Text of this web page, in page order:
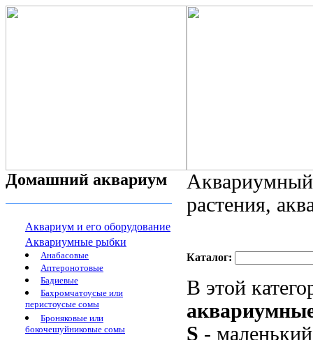
Домашний аквариум
Аквариум и его оборудование
Аквариумные рыбки
Анабасовые
Аптеронотовые
Бадиевые
Бахромчатоусые или
перистоусые сомы
Броняковые или
бокочешуйниковые сомы
растения,
Каталог:
В этой
S -